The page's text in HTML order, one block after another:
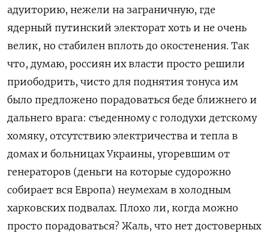
адуиторию, нежели на заграничную, где
ядерный путинский электорат хоть и не очень
велик, но стабилен вплоть до окостенения. Так
что, думаю, россиян их власти просто решили
приободрить, чисто для поднятия тонуса им
было предложено порадоваться беде ближнего и
дальнего врага: съеденному с голодухи детскому
хомяку, отсутствию электричества и тепла в
домах и больницах Украины, угоревшим от
генераторов (деньги на которые судорожно
собирает вся Европа) неумехам в холодным
харковских подвалах. Плохо ли, когда можно
просто порадоваться? Жаль, что нет достоверных